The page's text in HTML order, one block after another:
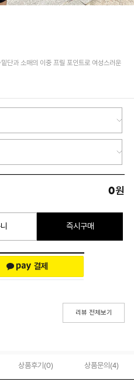
단과 소매의 이중 프릴 포인트로 여성스러운
0원
즉시구매
리뷰 전체보기
상품후기(0) 상품문의 (4)